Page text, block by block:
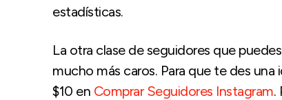
estadísticas.
La otra clase de seguidores que
mucho más caros. Para que te des
$10 en Comprar Seguidores Instagram.